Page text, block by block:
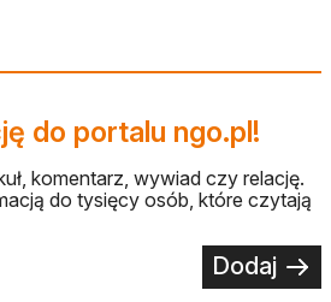
do portalu ngo.pl!
komentarz, wywiad czy relację.
do tysięcy osób, które czytają
Dodaj